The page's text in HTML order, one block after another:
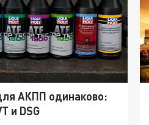
АКПП одинаково:
и DSG